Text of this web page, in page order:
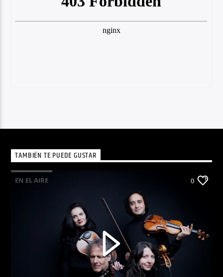
TAMBIÉN TE PUEDE GUSTAR
EN EL AIRE 0